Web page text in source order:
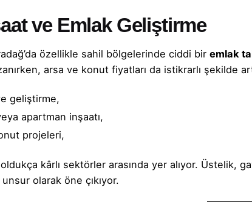
ve Emlak Geliştirme
özellikle sahil bölgelerinde ciddi biremlak
arsa ve konut fiyatları da istikrarlı şekilde
geliştirme,
apartman inşaatı,
projeleri,
kârlı sektörler arasında yer alıyor. Üstelik,
olarak öne çıkıyor.